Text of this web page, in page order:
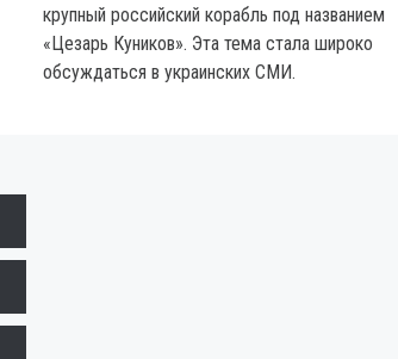
крупный российский корабль под названием
«Цезарь Куников». Эта тема стала широко
обсуждаться в украинских СМИ.